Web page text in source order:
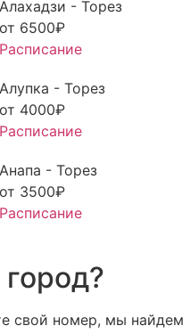
Алахадзи - Торез
от 6500₽
Расписание
Алупка - Торез
от 4000₽
Расписание
Анапа - Торез
от 3500₽
Расписание
свой номер, мы найдем